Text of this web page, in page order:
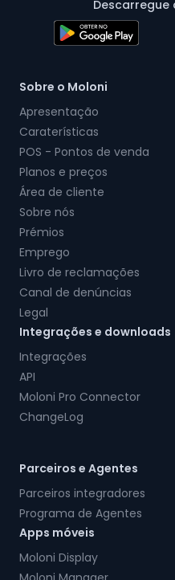
Descarregue
Sobre o Moloni
Apresentação
Caraterísticas
POS - Pontos de venda
Planos e preços
Área de cliente
Sobre nós
Prémios
Emprego
Livro de reclamações
Canal de denúncias
Legal
Integrações e downloads
Integrações
API
Moloni Pro Connector
ChangeLog
Parceiros e Agentes
Parceiros integradores
Programa de Agentes
Apps móveis
Moloni Display